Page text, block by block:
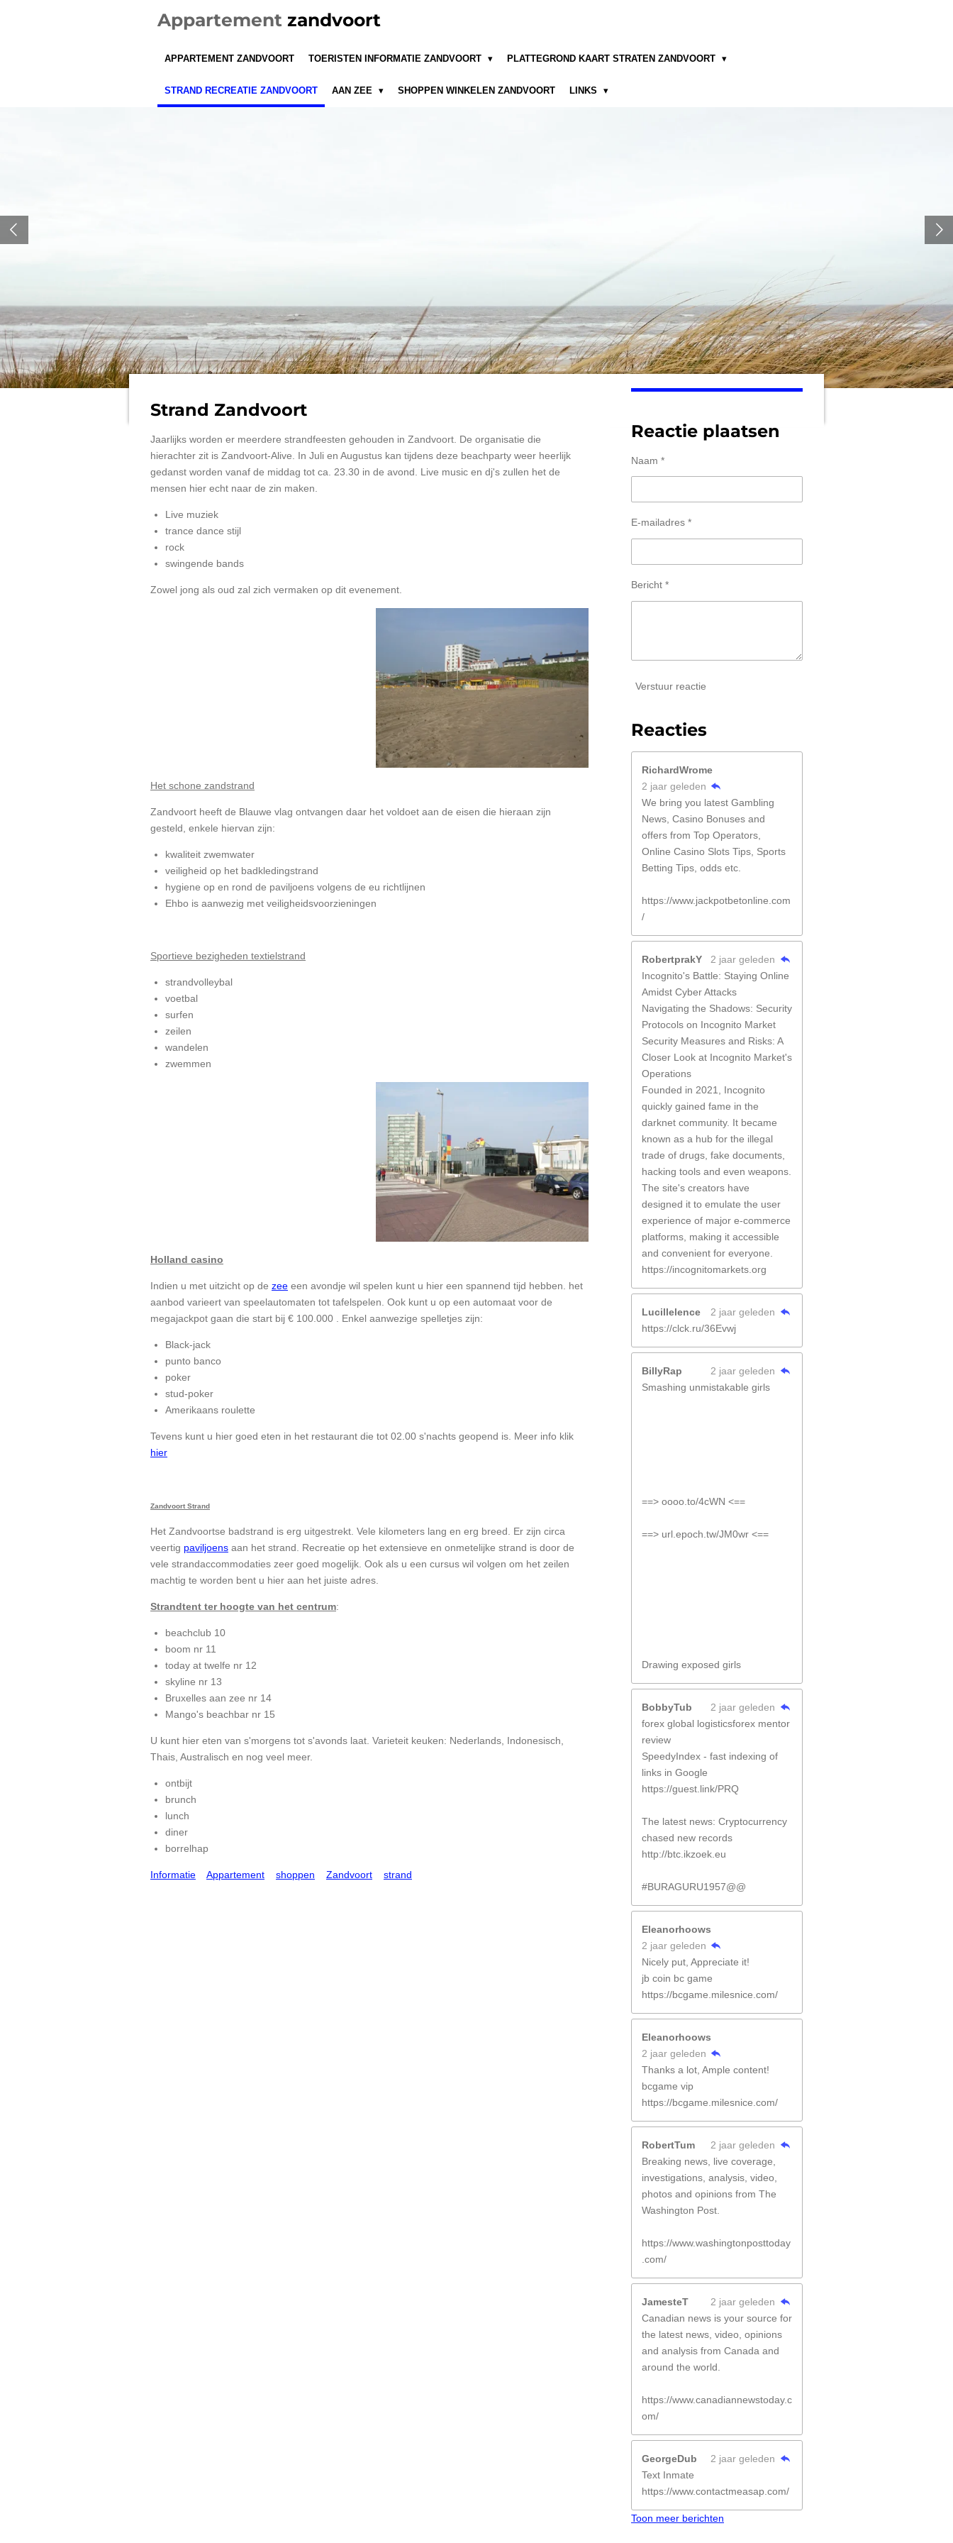
Appartement zandvoort
APPARTEMENT ZANDVOORT TOERISTEN INFORMATIE ZANDVOORT PLATTEGROND KAART STRATEN ZANDVOORT
STRAND RECREATIE ZANDVOORT AAN ZEE SHOPPEN WINKELEN ZANDVOORT LINKS
Strand Zandvoort
Jaarlijks worden er meerdere strandfeesten gehouden in Zandvoort. De organisatie die
hierachter zit is Zandvoort-Alive. In Juli en Augustus kan tijdens deze beachparty weer heerlijk
gedanst worden vanaf de middag tot ca. 23.30 in de avond. Live music en dj's zullen het de
mensen hier echt naar de zin maken.
Live muziek
trance dance stijl
rock
swingende bands
Zowel jong als oud zal zich vermaken op dit evenement.
Het schone zandstrand
Zandvoort heeft de Blauwe vlag ontvangen daar het voldoet aan de eisen die hieraan zijn
gesteld, enkele hiervan zijn:
kwaliteit zwemwater
veiligheid op het badkledingstrand
hygiene op en rond de paviljoens volgens de eu richtlijnen
Ehbo is aanwezig met veiligheidsvoorzieningen
Sportieve bezigheden textielstrand
strandvolleybal
voetbal
surfen
zeilen
wandelen
zwemmen
Holland casino
Indien u met uitzicht op de zee een avondje wil spelen kunt u hier een spannend tijd hebben. het
aanbod varieert van speelautomaten tot tafelspelen. Ook kunt u op een automaat voor de
megajackpot gaan die start bij € 100.000 . Enkel aanwezige spelletjes zijn:
Black-jack
punto banco
poker
stud-poker
Amerikaans roulette
Tevens kunt u hier goed eten in het restaurant die tot 02.00 s'nachts geopend is. Meer info klik
hier
Zandvoort Strand
Het Zandvoortse badstrand is erg uitgestrekt. Vele kilometers lang en erg breed. Er zijn circa
veertig paviljoens aan het strand. Recreatie op het extensieve en onmetelijke strand is door de
vele strandaccommodaties zeer goed mogelijk. Ook als u een cursus wil volgen om het zeilen
machtig te worden bent u hier aan het juiste adres.
Strandtent ter hoogte van het centrum:
beachclub 10
boom nr 11
today at twelfe nr 12
skyline nr 13
Bruxelles aan zee nr 14
Mango's beachbar nr 15
U kunt hier eten van s'morgens tot s'avonds laat. Varieteit keuken: Nederlands, Indonesisch,
Thais, Australisch en nog veel meer.
ontbijt
brunch
lunch
diner
borrelhap
Informatie Appartement shoppen Zandvoort strand
Reactie plaatsen
Naam *
E-mailadres *
Bericht *
Verstuur reactie
Reacties
RichardWrome
2 jaar geleden
We bring you latest Gambling
News, Casino Bonuses and
offers from Top Operators,
Online Casino Slots Tips, Sports
Betting Tips, odds etc.
https://www.jackpotbetonline.com
/
RobertprakY
2 jaar geleden
Incognito's Battle: Staying Online
Amidst Cyber Attacks
Navigating the Shadows: Security
Protocols on Incognito Market
Security Measures and Risks: A
Closer Look at Incognito Market's
Operations
Founded in 2021, Incognito
quickly gained fame in the
darknet community. It became
known as a hub for the illegal
trade of drugs, fake documents,
hacking tools and even weapons.
The site's creators have
designed it to emulate the user
experience of major e-commerce
platforms, making it accessible
and convenient for everyone.
https://incognitomarkets.org
Lucillelence
2 jaar geleden
https://clck.ru/36Evwj
BillyRap
2 jaar geleden
Smashing unmistakable girls
==> oooo.to/4cWN <==
==> url.epoch.tw/JM0wr <==
Drawing exposed girls
BobbyTub
2 jaar geleden
forex global logisticsforex mentor
review
SpeedyIndex - fast indexing of
links in Google
https://guest.link/PRQ
The latest news: Cryptocurrency
chased new records
http://btc.ikzoek.eu
#BURAGURU1957@@
Eleanorhoows
2 jaar geleden
Nicely put, Appreciate it!
jb coin bc game
https://bcgame.milesnice.com/
Eleanorhoows
2 jaar geleden
Thanks a lot, Ample content!
bcgame vip
https://bcgame.milesnice.com/
RobertTum
2 jaar geleden
Breaking news, live coverage,
investigations, analysis, video,
photos and opinions from The
Washington Post.
https://www.washingtonposttoday
.com/
JamesteT
2 jaar geleden
Canadian news is your source for
the latest news, video, opinions
and analysis from Canada and
around the world.
https://www.canadiannewstoday.c
om/
GeorgeDub
2 jaar geleden
Text Inmate
https://www.contactmeasap.com/
Toon meer berichten